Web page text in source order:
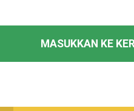
MASUKKAN KE